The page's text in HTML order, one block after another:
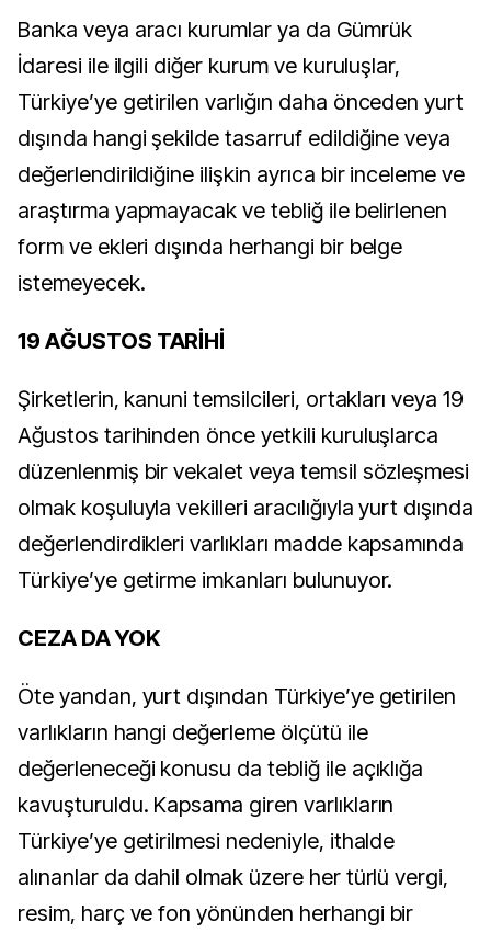
Banka veya aracı kurumlar ya da Gümrük
İdaresi ile ilgili diğer kurum ve kuruluşlar,
Türkiye’ye getirilen varlığın daha önceden yurt
dışında hangi şekilde tasarruf edildiğine veya
değerlendirildiğine ilişkin ayrıca bir inceleme ve
araştırma yapmayacak ve tebliğ ile belirlenen
form ve ekleri dışında herhangi bir belge
istemeyecek.
19 AĞUSTOS TARİHİ
Şirketlerin, kanuni temsilcileri, ortakları veya 19
Ağustos tarihinden önce yetkili kuruluşlarca
düzenlenmiş bir vekalet veya temsil sözleşmesi
olmak koşuluyla vekilleri aracılığıyla yurt dışında
değerlendirdikleri varlıkları madde kapsamında
Türkiye’ye getirme imkanları bulunuyor.
CEZA DA YOK
Öte yandan, yurt dışından Türkiye’ye getirilen
varlıkların hangi değerleme ölçütü ile
değerleneceği konusu da tebliğ ile açıklığa
kavuşturuldu. Kapsama giren varlıkların
Türkiye’ye getirilmesi nedeniyle, ithalde
alınanlar da dahil olmak üzere her türlü vergi,
resim, harç ve fon yönünden herhangi bir